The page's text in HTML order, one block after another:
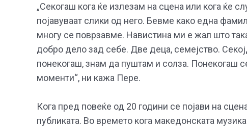
„Секогаш кога ќе излезам на сцена или кога ќе
појавуваат слики од него. Бевме како една
многу се поврзавме. Навистина ми е жал што
добро дело зад себе. Две деца, семејство.
понекогаш, знам да пуштам и солза. Понекогаш
моменти“, ни кажа Пере.
Кога пред повеќе од 20 години се појави на
публиката. Во времето кога македонската